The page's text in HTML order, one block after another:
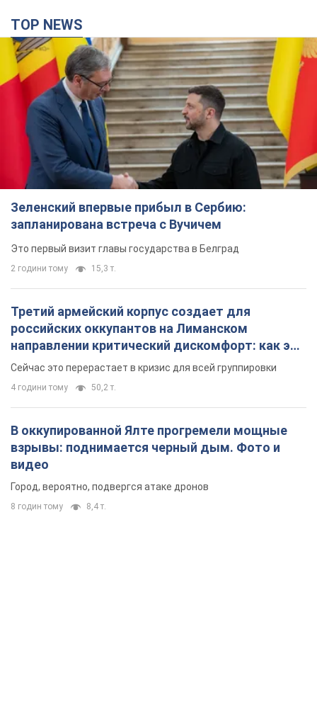
TOP NEWS
Зеленский впервые прибыл в Сербию:
запланирована встреча с Вучичем
Это первый визит главы государства в Белград
2 години тому 15,3 т.
Третий армейский корпус создает для
российских оккупантов на Лиманском
направлении критический дискомфорт: как это
удалось
Сейчас это перерастает в кризис для всей группировки
4 години тому 50,2 т.
В оккупированной Ялте прогремели мощные
взрывы: поднимается черный дым. Фото и
видео
Город, вероятно, подвергся атаке дронов
8 годин тому 8,4 т.